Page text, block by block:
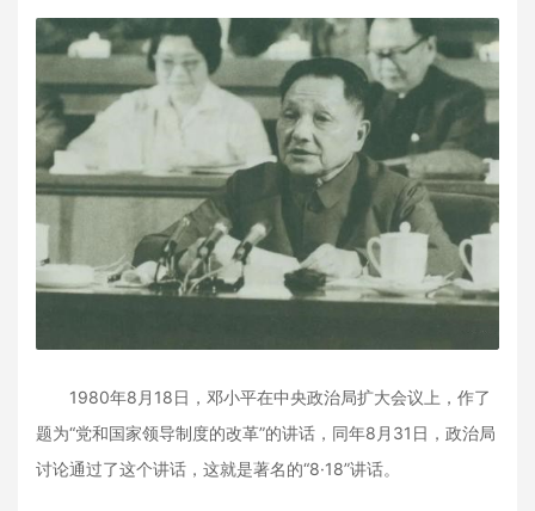
1980年8月18日，邓小平在中央政治局扩大会议上，作了
题为“党和国家领导制度的改革”的讲话，同年8月31日，政治局
讨论通过了这个讲话，这就是著名的“8·18”讲话。